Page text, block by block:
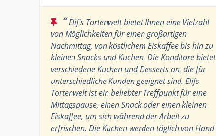
“Elif's Tortenwelt bietet Ihnen eine Vielzahl
von Möglichkeiten für einen großartigen
Nachmittag, von köstlichem Eiskaffee bis hin zu
kleinen Snacks und Kuchen. Die Konditore bietet
verschiedene Kuchen und Desserts an, die für
unterschiedliche Kunden geeignet sind. Elifs
Tortenwelt ist ein beliebter Treffpunkt für eine
Mittagspause, einen Snack oder einen kleinen
Eiskaffee, um sich während der Arbeit zu
erfrischen. Die Kuchen werden täglich von Hand